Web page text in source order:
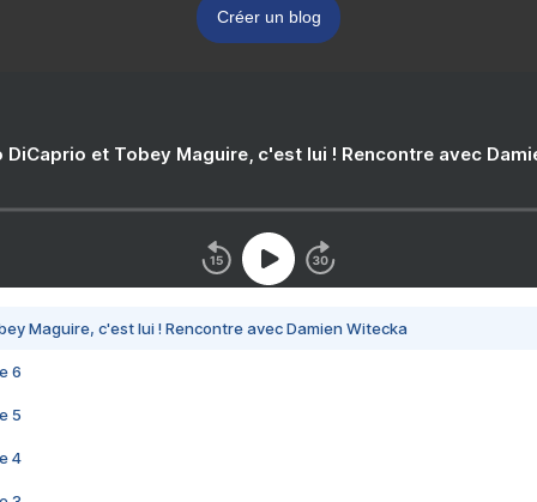
Créer un blog
DiCaprio et Tobey Maguire, c'est lui ! Rencontre avec
Maguire, c'est lui ! Rencontre avec Damien Witecka
6
5
4